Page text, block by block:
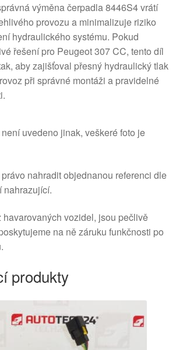
výměna čerpadla 8446S4 vrátí
provozu a minimalizuje riziko
hydraulického systému. Pokud
řešení pro Peugeot 307 CC, tento díl
aby zajišťoval přesný hydraulický tlak
při správné montáži a pravidelné
uvedeno jinak, veškeré foto je
nahradit objednanou referenci dle
nahrazující.
vozidel, jsou pečlivě
na ně záruku funkčnosti po
produkty